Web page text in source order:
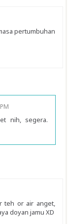
pertumbuhan
nih, segera.
teh or air anget,
doyan jamu XD